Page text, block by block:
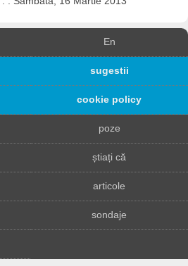
En
sugestii
cookie policy
poze
știați că
articole
sondaje